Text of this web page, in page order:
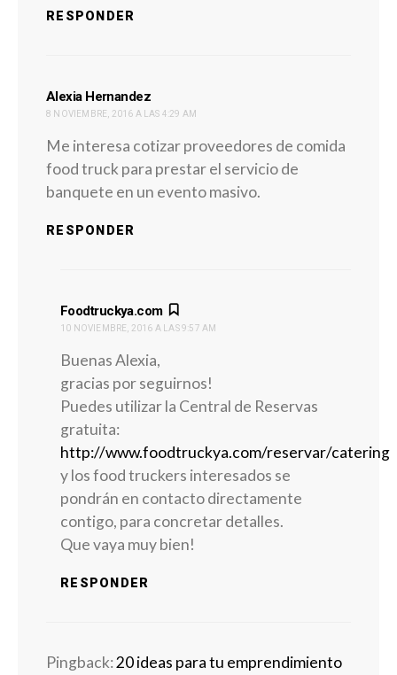
RESPONDER
Alexia Hernandez
8 NOVIEMBRE, 2016 A LAS 4:29 AM
Me interesa cotizar proveedores de comida
food truck para prestar el servicio de
banquete en un evento masivo.
RESPONDER
Foodtruckya.com
10 NOVIEMBRE, 2016 A LAS 9:57 AM
Buenas Alexia,
gracias por seguirnos!
Puedes utilizar la Central de Reservas
gratuita:
http://www.foodtruckya.com/reservar/catering
y los food truckers interesados se
pondrán en contacto directamente
contigo, para concretar detalles.
Que vaya muy bien!
RESPONDER
Pingback:20 ideas para tu emprendimiento